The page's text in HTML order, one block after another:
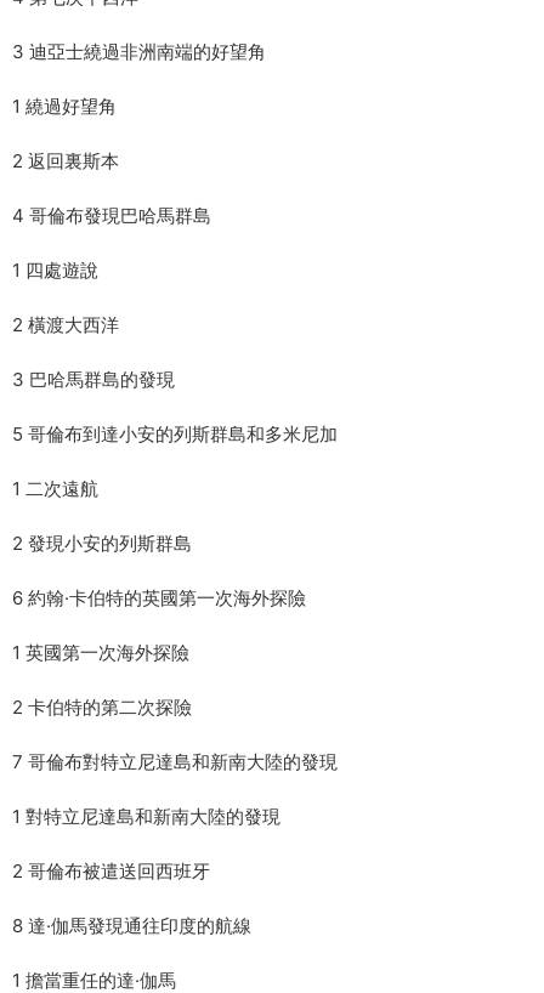
3 迪亞士繞過非洲南端的好望角
1 繞過好望角
2 返回裏斯本
4 哥倫布發現巴哈馬群島
1 四處遊說
2 橫渡大西洋
3 巴哈馬群島的發現
5 哥倫布到達小安的列斯群島和多米尼加
1 二次遠航
2 發現小安的列斯群島
6 約翰·卡伯特的英國第一次海外探險
1 英國第一次海外探險
2 卡伯特的第二次探險
7 哥倫布對特立尼達島和新南大陸的發現
1 對特立尼達島和新南大陸的發現
2 哥倫布被遣送回西班牙
8 達·伽馬發現通往印度的航線
1 擔當重任的達·伽馬